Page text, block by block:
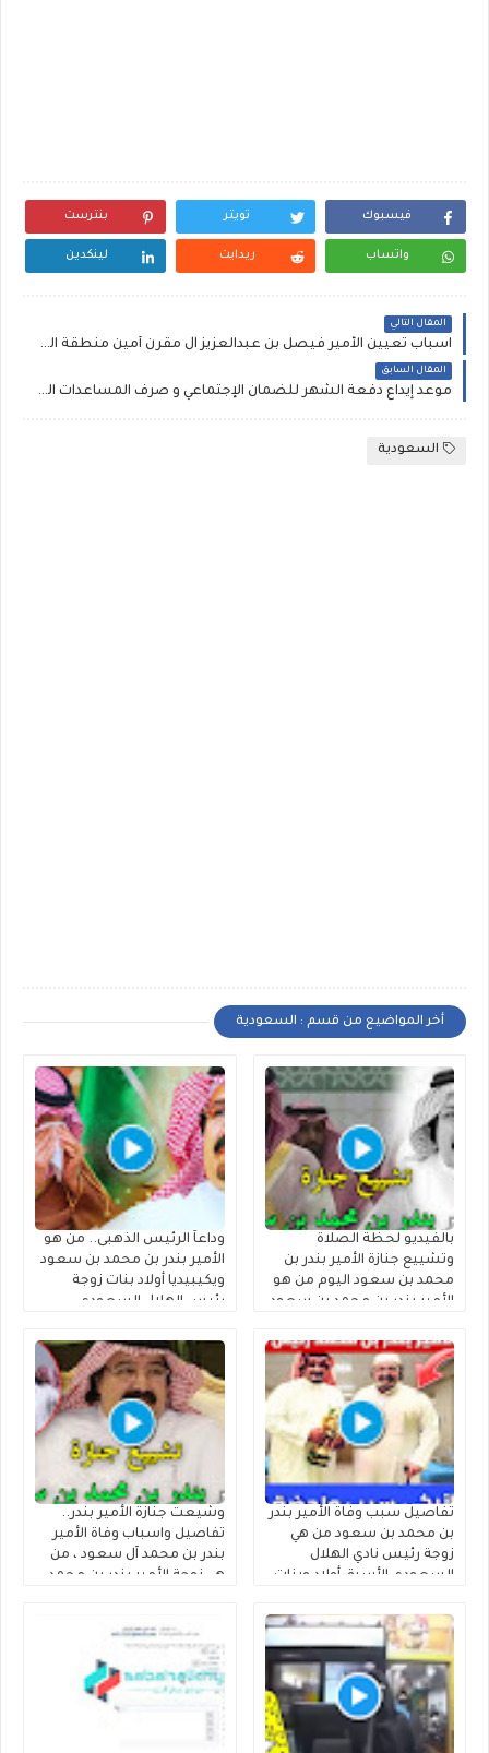
فيسبوك تويتر بنترست
واتساب ريدايت لينكدين
المقال التالي
اسباب تعيين الأمير فيصل بن عبدالعزيز آل مقرن أمين منطقة الرياض ~ من هو والسيرة الذاتية للأمير فيصل بن عبدالعزيز بن محمد بن عياف آل مقرن آل سعود ويكيبيديا وآبائه وزوجتة
المقال السابق
موعد إيداع دفعة الشهر للضمان الإجتماعي و صرف المساعدات المقطوعة 1441 وشروط الأهلية للقبض
السعودية
أخر المواضيع من قسم : السعودية
بالفيديو لحظة الصلاة
وتشييع جنازة الأمير بندر بن
محمد بن سعود اليوم من هو
الأمير بندر بن محمد بن سعود
وداعاً الرئيس الذهبى.. من هو
الأمير بندر بن محمد بن سعود
ويكيبيديا أولاد بنات زوجة
رئيس الهلال السعودي
سعود الكبير آل سعود وموعد
ومكان تشييع الجنازة السيرة
الذاتية
تفاصيل سبب وفاة الأمير بندر
بن محمد بن سعود من هي
زوجة رئيس نادي الهلال
السعودي الأسبق أولاد وبنات
الكبير آل سعود من أي قبيلة
وش يتبع
وشيعت جنازة الأمير بندر..
تفاصيل واسباب وفاة الأمير
بندر بن محمد آل سعود ، من
هي زوجة الأمير بندر بن محمد
وش يتبع